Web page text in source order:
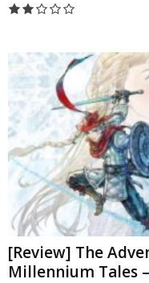
[Review] The
Millennium Tales